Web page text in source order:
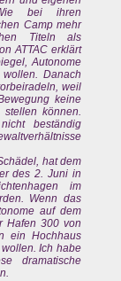
bei ihren
Camp mehr
Titeln als
ATTAC erklärt
Autonome
Danach
weil
keine
können.
beständig
hat dem
des 2. Juni in
im
Wenn das
auf dem
Hafen 300 von
ein Hochhaus
Ich habe
dramatische